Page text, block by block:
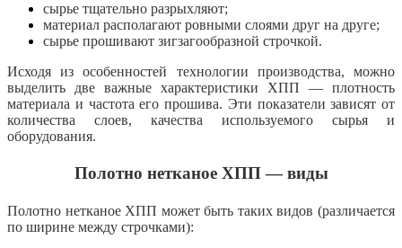
сырье тщательно разрыхляют;
материал располагают ровными слоями друг на друге;
сырье прошивают зигзагообразной строчкой.
Исходя из особенностей технологии производства, можно
выделить две важные характеристики ХПП — плотность
материала и частота его прошива. Эти показатели зависят от
количества слоев, качества используемого сырья и
оборудования.
Полотно нетканое ХПП — виды
Полотно нетканое ХПП может быть таких видов (различается
по ширине между строчками):